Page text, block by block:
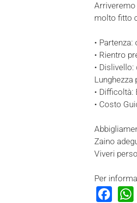
Arriveremo
molto fitto
•
• Rientro
•
Lunghezza
• Difficoltà:
• Costo
Zaino
Viveri
Per